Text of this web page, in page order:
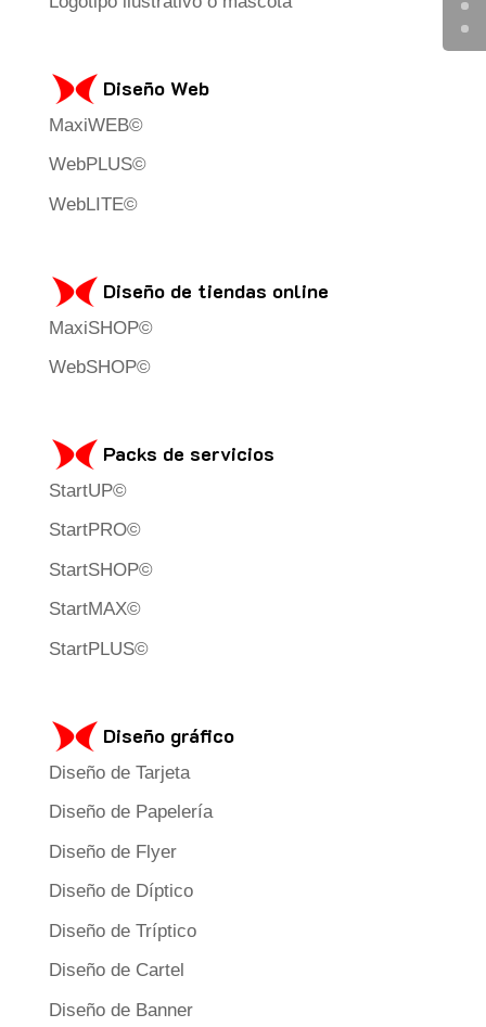
Diseño Web
MaxiWEB©
WebPLUS©
WebLITE©
Diseño de tiendas online
MaxiSHOP©
WebSHOP©
Packs de servicios
StartUP©
StartPRO©
StartSHOP©
StartMAX©
StartPLUS©
Diseño gráfico
Diseño de Tarjeta
Diseño de Papelería
Diseño de Flyer
Diseño de Díptico
Diseño de Tríptico
Diseño de Cartel
Diseño de Banner